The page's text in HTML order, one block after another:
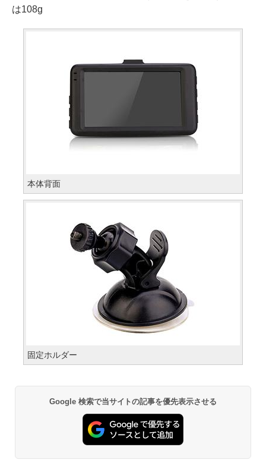
は108g
本体背面
固定ホルダー
Google 検索で当サイトの記事を優先表示させる